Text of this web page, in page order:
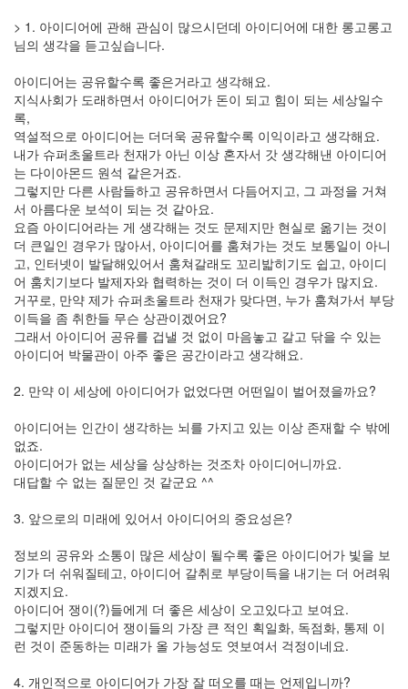
> 1. 아이디어에 관해 관심이 많으시던데 아이디어에 대한 롱고롱고
님의 생각을 듣고싶습니다.
아이디어는 공유할수록 좋은거라고 생각해요.
지식사회가 도래하면서 아이디어가 돈이 되고 힘이 되는 세상일수
록,
역설적으로 아이디어는 더더욱 공유할수록 이익이라고 생각해요.
내가 슈퍼초울트라 천재가 아닌 이상 혼자서 갓 생각해낸 아이디어
는 다이아몬드 원석 같은거죠.
그렇지만 다른 사람들하고 공유하면서 다듬어지고, 그 과정을 거쳐
서 아름다운 보석이 되는 것 같아요.
요즘 아이디어라는 게 생각해는 것도 문제지만 현실로 옮기는 것이
더 큰일인 경우가 많아서, 아이디어를 훔쳐가는 것도 보통일이 아니
고, 인터넷이 발달해있어서 훔쳐갈래도 꼬리밟히기도 쉽고, 아이디
어 훔치기보다 발제자와 협력하는 것이 더 이득인 경우가 많지요.
거꾸로, 만약 제가 슈퍼초울트라 천재가 맞다면, 누가 훔쳐가서 부당
이득을 좀 취한들 무슨 상관이겠어요?
그래서 아이디어 공유를 겁낼 것 없이 마음놓고 갈고 닦을 수 있는
아이디어 박물관이 아주 좋은 공간이라고 생각해요.
2. 만약 이 세상에 아이디어가 없었다면 어떤일이 벌어졌을까요?
아이디어는 인간이 생각하는 뇌를 가지고 있는 이상 존재할 수 밖에
없죠.
아이디어가 없는 세상을 상상하는 것조차 아이디어니까요.
대답할 수 없는 질문인 것 같군요 ^^
3. 앞으로의 미래에 있어서 아이디어의 중요성은?
정보의 공유와 소통이 많은 세상이 될수록 좋은 아이디어가 빛을 보
기가 더 쉬워질테고, 아이디어 갈취로 부당이득을 내기는 더 어려워
지겠지요.
아이디어 쟁이(?)들에게 더 좋은 세상이 오고있다고 보여요.
그렇지만 아이디어 쟁이들의 가장 큰 적인 획일화, 독점화, 통제 이
런 것이 준동하는 미래가 올 가능성도 엿보여서 걱정이네요.
4. 개인적으로 아이디어가 가장 잘 떠오를 때는 언제입니까?